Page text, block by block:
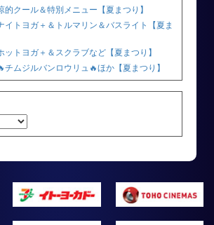
的クール＆特別メニュー【夏まつり】
イトヨガ＋＆トルマリン＆バスライト【夏ま
ットヨガ＋＆スクラブなど【夏まつり】
チムジルバンロウリュ🔥ほか【夏まつり】